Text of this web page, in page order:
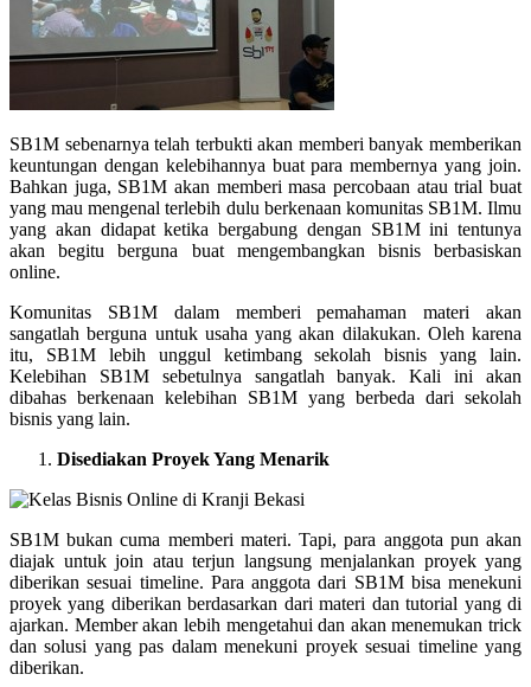
SB1M sebenarnya telah terbukti akan memberi banyak memberikan
keuntungan dengan kelebihannya buat para membernya yang join.
Bahkan juga, SB1M akan memberi masa percobaan atau trial buat
yang mau mengenal terlebih dulu berkenaan komunitas SB1M. Ilmu
yang akan didapat ketika bergabung dengan SB1M ini tentunya
akan begitu berguna buat mengembangkan bisnis berbasiskan
online.
Komunitas SB1M dalam memberi pemahaman materi akan
sangatlah berguna untuk usaha yang akan dilakukan. Oleh karena
itu, SB1M lebih unggul ketimbang sekolah bisnis yang lain.
Kelebihan SB1M sebetulnya sangatlah banyak. Kali ini akan
dibahas berkenaan kelebihan SB1M yang berbeda dari sekolah
bisnis yang lain.
Disediakan Proyek Yang Menarik
SB1M bukan cuma memberi materi. Tapi, para anggota pun akan
diajak untuk join atau terjun langsung menjalankan proyek yang
diberikan sesuai timeline. Para anggota dari SB1M bisa menekuni
proyek yang diberikan berdasarkan dari materi dan tutorial yang di
ajarkan. Member akan lebih mengetahui dan akan menemukan trick
dan solusi yang pas dalam menekuni proyek sesuai timeline yang
diberikan.